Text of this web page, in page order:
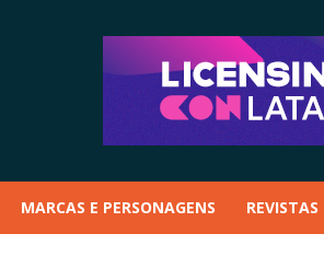
MARCAS E PERSONAGENS REVISTAS